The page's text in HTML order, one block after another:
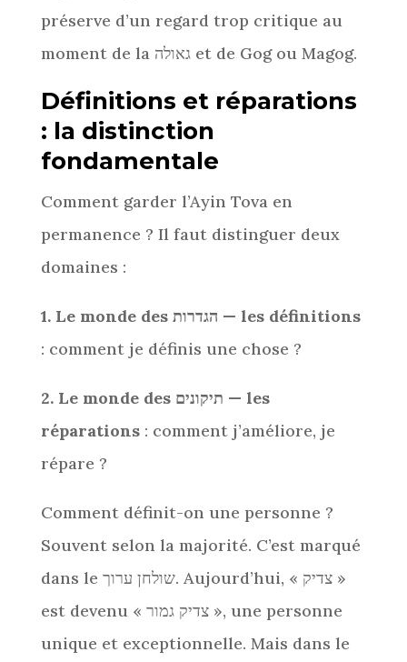
préserve d’un regard trop critique au
moment de la גאולה et de Gog ou Magog.
Définitions et réparations
: la distinction
fondamentale
Comment garder l’Ayin Tova en
permanence ? Il faut distinguer deux
domaines :
1. Le monde des
הגדרות — les définitions
: comment je définis une chose ?
2. Le monde des תיקונים — les
réparations: comment j’améliore, je
répare ?
Comment définit-on une personne ?
Souvent selon la majorité. C’est marqué
dans le שולחן ערוך. Aujourd’hui, « צדיק »
est devenu « צדיק גמור », une personne
unique et exceptionnelle. Mais dans le